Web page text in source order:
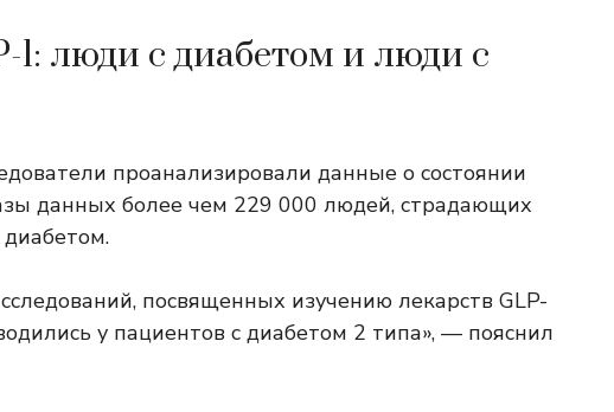
1: люди с диабетом и люди с
проанализировали данные о состоянии
данных более чем 229 000 людей, страдающих
посвященных изучению лекарств GLP-
у пациентов с диабетом 2 типа», — пояснил